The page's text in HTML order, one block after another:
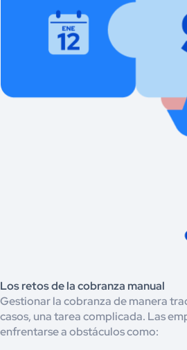
Los retos de la cobranza manual
Gestionar la cobranza de manera
casos, una tarea complicada. Las
enfrentarse a obstáculos como: